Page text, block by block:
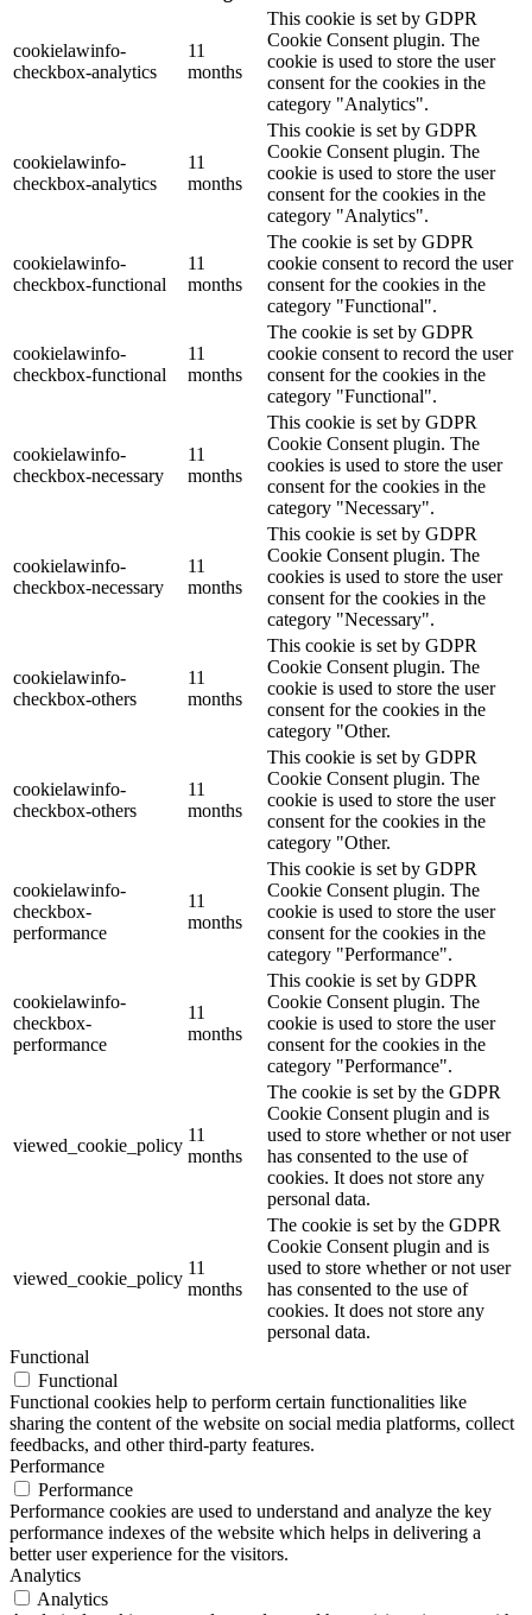
cookielawinfo-
checkbox-analytics
11
months
This cookie is set by GDPR
Cookie Consent plugin. The
cookie is used to store the user
consent for the cookies in the
category "Analytics".
cookielawinfo-
checkbox-analytics
11
months
This cookie is set by GDPR
Cookie Consent plugin. The
cookie is used to store the user
consent for the cookies in the
category "Analytics".
cookielawinfo-
checkbox-functional
11
months
The cookie is set by GDPR
cookie consent to record the user
consent for the cookies in the
category "Functional".
cookielawinfo-
checkbox-functional
11
months
The cookie is set by GDPR
cookie consent to record the user
consent for the cookies in the
category "Functional".
cookielawinfo-
checkbox-necessary
11
months
This cookie is set by GDPR
Cookie Consent plugin. The
cookies is used to store the user
consent for the cookies in the
category "Necessary".
cookielawinfo-
checkbox-necessary
11
months
This cookie is set by GDPR
Cookie Consent plugin. The
cookies is used to store the user
consent for the cookies in the
category "Necessary".
cookielawinfo-
checkbox-others
11
months
This cookie is set by GDPR
Cookie Consent plugin. The
cookie is used to store the user
consent for the cookies in the
category "Other.
cookielawinfo-
checkbox-others
11
months
This cookie is set by GDPR
Cookie Consent plugin. The
cookie is used to store the user
consent for the cookies in the
category "Other.
cookielawinfo-
checkbox-
performance
11
months
This cookie is set by GDPR
Cookie Consent plugin. The
cookie is used to store the user
consent for the cookies in the
category "Performance".
cookielawinfo-
checkbox-
performance
11
months
This cookie is set by GDPR
Cookie Consent plugin. The
cookie is used to store the user
consent for the cookies in the
category "Performance".
viewed_cookie_policy
11
months
The cookie is set by the GDPR
Cookie Consent plugin and is
used to store whether or not user
has consented to the use of
cookies. It does not store any
personal data.
viewed_cookie_policy
11
months
The cookie is set by the GDPR
Cookie Consent plugin and is
used to store whether or not user
has consented to the use of
cookies. It does not store any
personal data.
Functional
Functional
Functional cookies help to perform certain functionalities like
sharing the content of the website on social media platforms, collect
feedbacks, and other third-party features.
Performance
Performance
Performance cookies are used to understand and analyze the key
performance indexes of the website which helps in delivering a
better user experience for the visitors.
Analytics
Analytics